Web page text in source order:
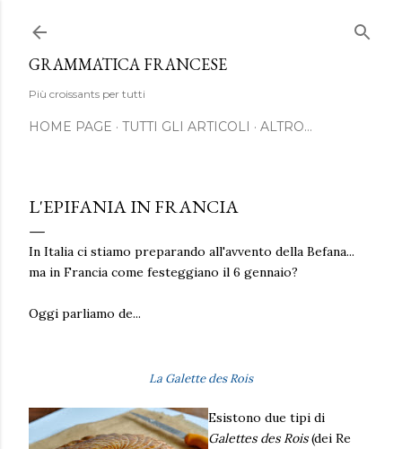
GRAMMATICA FRANCESE
Più croissants per tutti
HOME PAGE TUTTI GLI ARTICOLI ALTRO…
L'EPIFANIA IN FRANCIA
In Italia ci stiamo preparando all'avvento della Befana...
ma in Francia come festeggiano il 6 gennaio?
Oggi parliamo de...
La Galette des Rois
Esistono due tipi di
Galettes des Rois(dei Re